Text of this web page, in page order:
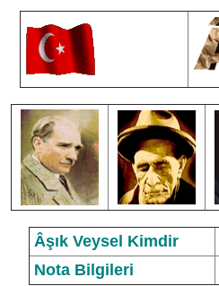
Âşık Veysel Kimdir
Nota Bilgileri